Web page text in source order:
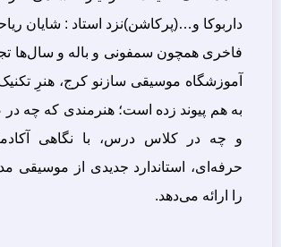
داربوکا و…(پرکاشن)نزد استاد : شایان
فاخری همچون سمفونی و باله و سال‌ها
آموزشگاه موسیقی سازنو کرج، هنرِ
به هم پیوند زده است؛ هنرمندی که چه
و چه در کلاس درس، با نگاهی
حرفه‌ای، استاندارد جدیدی از موسیقی
را ارائه می‌دهد.